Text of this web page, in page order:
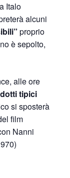
Italo
alcuni
proprio
è sepolto,
alle ore
tipici
si sposterà
film
Nanni